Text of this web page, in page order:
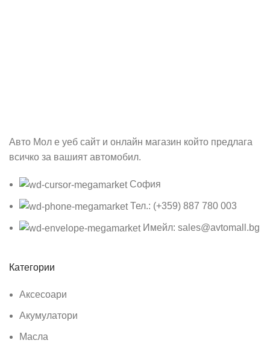
Авто Мол е уеб сайт и онлайн магазин който предлага
всичко за вашият автомобил.
София
Тел.: (+359) 887 780 003
Имейл: sales@avtomall.bg
Категории
Аксесоари
Акумулатори
Масла